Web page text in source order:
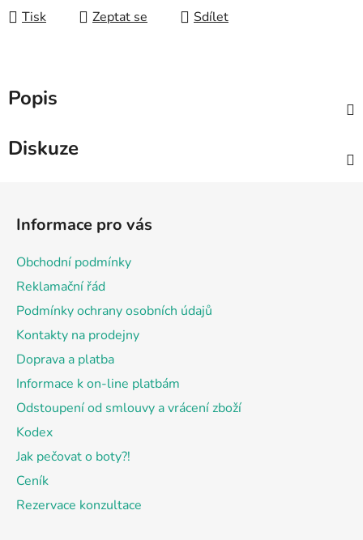
Tisk Zeptat se Sdílet
Popis
Diskuze
Informace pro vás
Obchodní podmínky
Reklamační řád
Podmínky ochrany osobních údajů
Kontakty na prodejny
Doprava a platba
Informace k on-line platbám
Odstoupení od smlouvy a vrácení zboží
Kodex
Jak pečovat o boty?!
Ceník
Rezervace konzultace